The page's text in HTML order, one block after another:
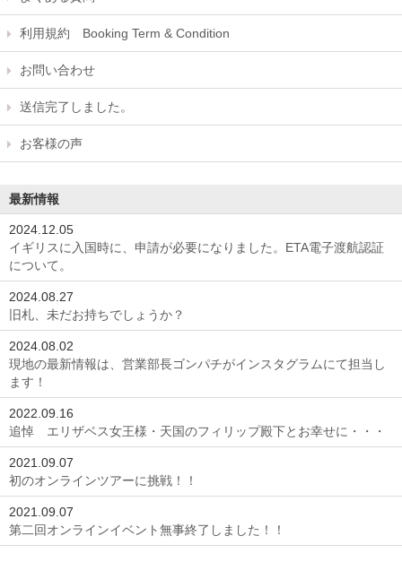
利用規約 Booking Term & Condition
お問い合わせ
送信完了しました。
お客様の声
最新情報
2024.12.05
イギリスに入国時に、申請が必要になりました。ETA電子渡航認証
について。
2024.08.27
旧札、未だお持ちでしょうか？
2024.08.02
現地の最新情報は、営業部長ゴンパチがインスタグラムにて担当し
ます！
2022.09.16
追悼 エリザベス女王様・天国のフィリップ殿下とお幸せに・・・
2021.09.07
初のオンラインツアーに挑戦！！
2021.09.07
第二回オンラインイベント無事終了しました！！